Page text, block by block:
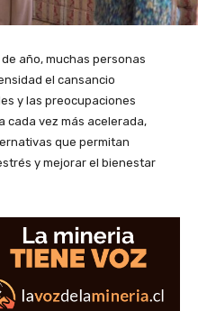
año, muchas personas
el cansancio
y las preocupaciones
cada vez más acelerada,
que permitan
y mejorar el bienestar